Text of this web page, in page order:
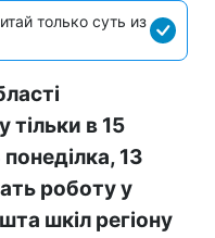
только суть из
в 15
13
роботу у
шкіл регіону